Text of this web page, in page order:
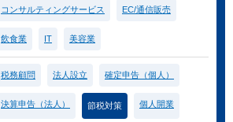
コンサルティングサービス EC/通信販売
飲食業 IT 美容業
税務顧問 法人設立 確定申告（個人）
決算申告（法人） 節税対策 個人開業